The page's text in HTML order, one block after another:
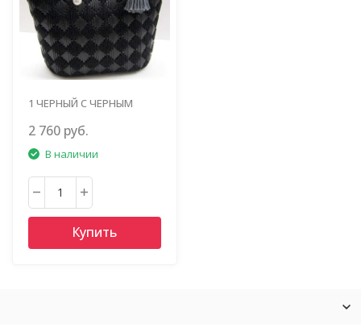
1 ЧЕРНЫЙ С ЧЕРНЫМ
2 760 руб.
В наличии
Купить